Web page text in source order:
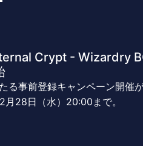
Crypt - Wizardry
る事前登録キャンペーン開催
28日（水）20:00まで。